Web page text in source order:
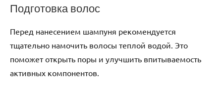
Подготовка волос
Перед нанесением шампуня рекомендуется
тщательно намочить волосы теплой водой. Это
поможет открыть поры и улучшить впитываемость
активных компонентов.